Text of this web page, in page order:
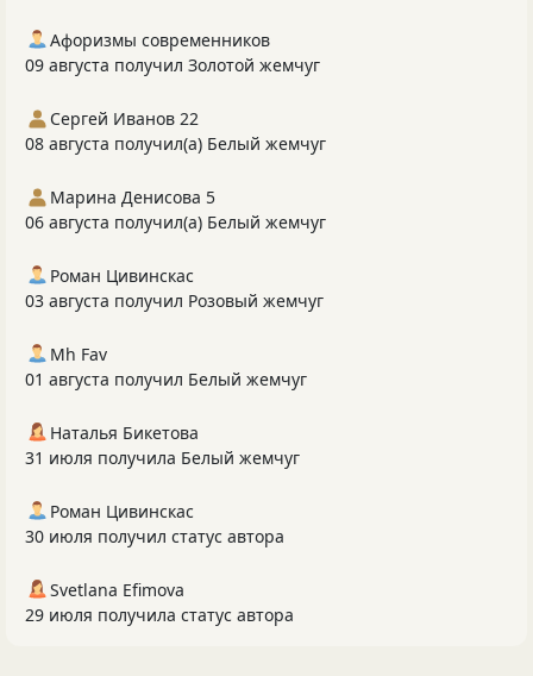
Афоризмы современников
09 августа получил Золотой жемчуг
Сергей Иванов 22
08 августа получил(а) Белый жемчуг
Марина Денисова 5
06 августа получил(а) Белый жемчуг
Роман Цивинскас
03 августа получил Розовый жемчуг
Mh Fav
01 августа получил Белый жемчуг
Наталья Бикетова
31 июля получила Белый жемчуг
Роман Цивинскас
30 июля получил статус автора
Svetlana Efimova
29 июля получила статус автора